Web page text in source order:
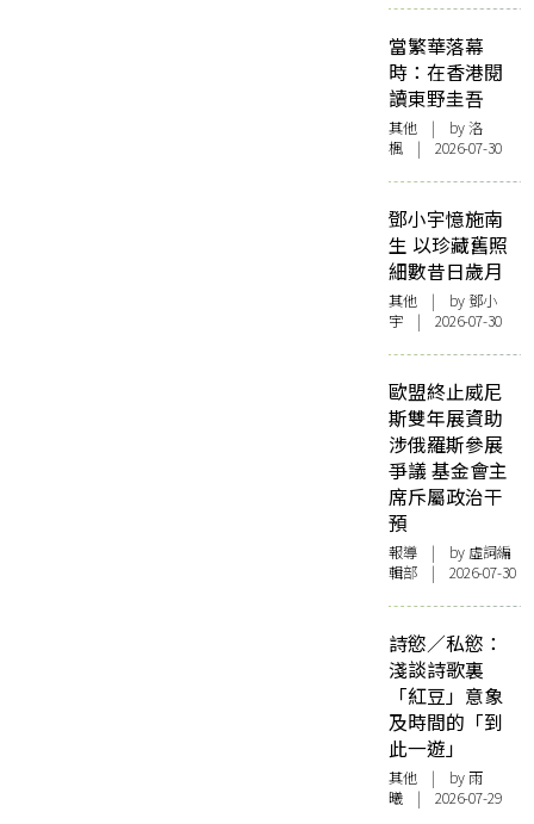
當繁華落幕
時：在香港閱
讀東野圭吾
其他 | by洛
楓 | 2026-07-30
鄧小宇憶施南
生 以珍藏舊照
細數昔日歲月
其他 | by 鄧小
宇 | 2026-07-30
歐盟終止威尼
斯雙年展資助
涉俄羅斯參展
爭議 基金會主
席斥屬政治干
預
報導 | by 虛詞編
輯部 | 2026-07-30
詩慾／私慾：
淺談詩歌裏
「紅豆」意象
及時間的「到
此一遊」
其他 | by 雨
曦 | 2026-07-29